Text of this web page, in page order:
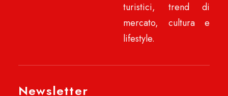
turistici, trend di
mercato, cultura e
lifestyle.
Newsletter